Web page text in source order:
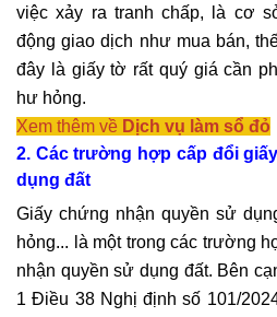
việc xảy ra tranh chấp, là cơ
động giao dịch như mua bán,
đây là giấy tờ rất quý giá cần
hư hỏng.
Xem thêm về Dịch vụ làm sổ đỏ
2. Các trường hợp cấp đổi
dụng đất
Giấy chứng nhận quyền sử
hỏng... là một trong các trường
nhận quyền sử dụng đất. Bên
1 Điều 38 Nghị định số 101/